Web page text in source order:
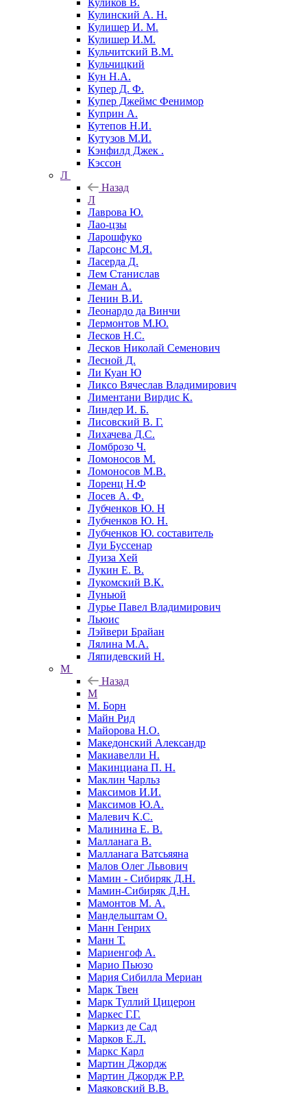
Куликов В.
Кулинский А. Н.
Кулишер И. М.
Кулишер И.М.
Кульчитский В.М.
Кульчицкий
Кун Н.А.
Купер Д. Ф.
Купер Джеймс Фенимор
Куприн А.
Кутепов Н.И.
Кутузов М.И.
Кэнфилд Джек .
Кэссон
Л
Назад
Л
Лаврова Ю.
Лао-цзы
Ларошфуко
Ларсонс М.Я.
Ласерда Д.
Лем Станислав
Леман А.
Ленин В.И.
Леонардо да Винчи
Лермонтов М.Ю.
Лесков Н.С.
Лесков Николай Семенович
Лесной Д.
Ли Куан Ю
Ликсо Вячеслав Владимирович
Лиментани Вирдис К.
Линдер И. Б.
Лисовский В. Г.
Лихачева Д.С.
Ломброзо Ч.
Ломоносов М.
Ломоносов М.В.
Лоренц Н.Ф
Лосев А. Ф.
Лубченков Ю. Н
Лубченков Ю. Н.
Лубченков Ю. составитель
Луи Буссенар
Луиза Хей
Лукин Е. В.
Лукомский В.К.
Луньюй
Лурье Павел Владимирович
Льюис
Лэйвери Брайан
Лялина М.А.
Ляпидевский Н.
М
Назад
М
М. Борн
Майн Рид
Майорова Н.О.
Македонский Александр
Макиавелли Н.
Макинциана П. Н.
Маклин Чарльз
Максимов И.И.
Максимов Ю.А.
Малевич К.С.
Малинина Е. В.
Малланага В.
Малланага Ватсьяяна
Малов Олег Львович
Мамин - Сибиряк Д.Н.
Мамин-Сибиряк Д.Н.
Мамонтов М. А.
Мандельштам О.
Манн Генрих
Манн Т.
Мариенгоф А.
Марио Пьюзо
Мария Сибилла Мериан
Марк Твен
Марк Туллий Цицерон
Маркес Г.Г.
Маркиз де Сад
Марков Е.Л.
Маркс Карл
Мартин Джордж
Мартин Джордж Р.Р.
Маяковский В.В.